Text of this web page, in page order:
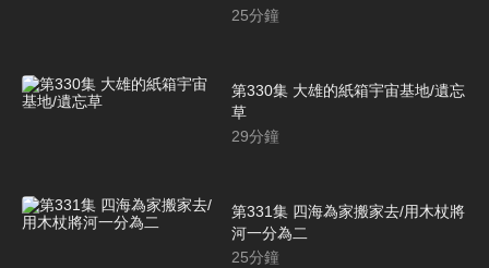
25分鐘
第330集 大雄的紙箱宇宙基地/遺忘
草
29分鐘
第331集 四海為家搬家去/用木杖將
河一分為二
25分鐘